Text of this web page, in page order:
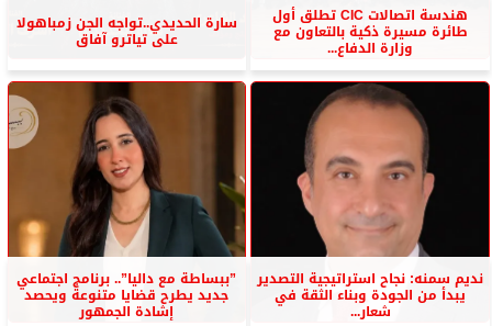
هندسة اتصالات CIC تطلق أول
طائرة مسيرة ذكية بالتعاون مع
وزارة الدفاع...
سارة الحديدي..تواجه الجن زمباهولا
على تياترو آفاق
نديم سمنه: نجاح استراتيجية التصدير
يبدأ من الجودة وبناء الثقة في
شعار...
”ببساطة مع داليا”.. برنامج اجتماعي
جديد يطرح قضايا متنوعة ويحصد
إشادة الجمهور